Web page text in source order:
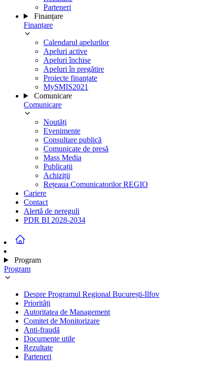
Parteneri
Finanțare
Finanțare
Calendarul apelurilor
Apeluri active
Apeluri închise
Apeluri în pregătire
Proiecte finanțate
MySMIS2021
Comunicare
Comunicare
Noutăți
Evenimente
Consultare publică
Comunicate de presă
Mass Media
Publicații
Achiziții
Rețeaua Comunicatorilor REGIO
Cariere
Contact
Alertă de nereguli
PDR BI 2028-2034
Program
Program
Despre Programul Regional București-Ilfov
Priorități
Autoritatea de Management
Comitet de Monitorizare
Anti-fraudă
Documente utile
Rezultate
Parteneri